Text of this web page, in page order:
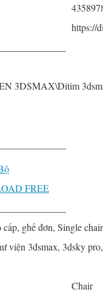
https://
3DSMAX\Ditim
FREE
ghế đơn, Single
viện 3dsmax, 3dsky
Chair